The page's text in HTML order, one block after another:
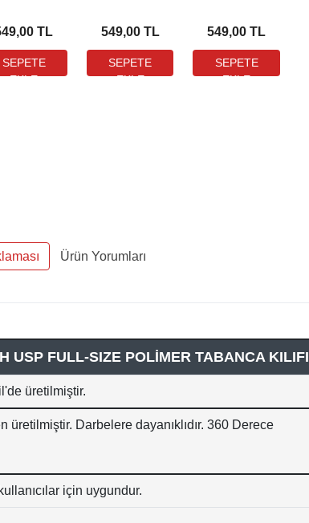
Siyah
Kılıfı
TL
Kahverengi
Tabanca Kılıfı
549,00 TL
Kelebek
Kahverengi
Tabanca Kılıfı
549,00 TL
Ürün Yorumları
USP FULL-SIZE POLİMER TABANCA KILIFI
üretilmiştir.
üretilmiştir. Darbelere dayanıklıdır. 360 Derece
için uygundur.